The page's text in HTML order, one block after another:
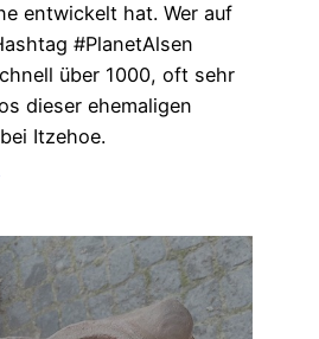
entwickelt hat. Wer auf
#PlanetAlsen
über 1000, oft sehr
dieser ehemaligen
Itzehoe.